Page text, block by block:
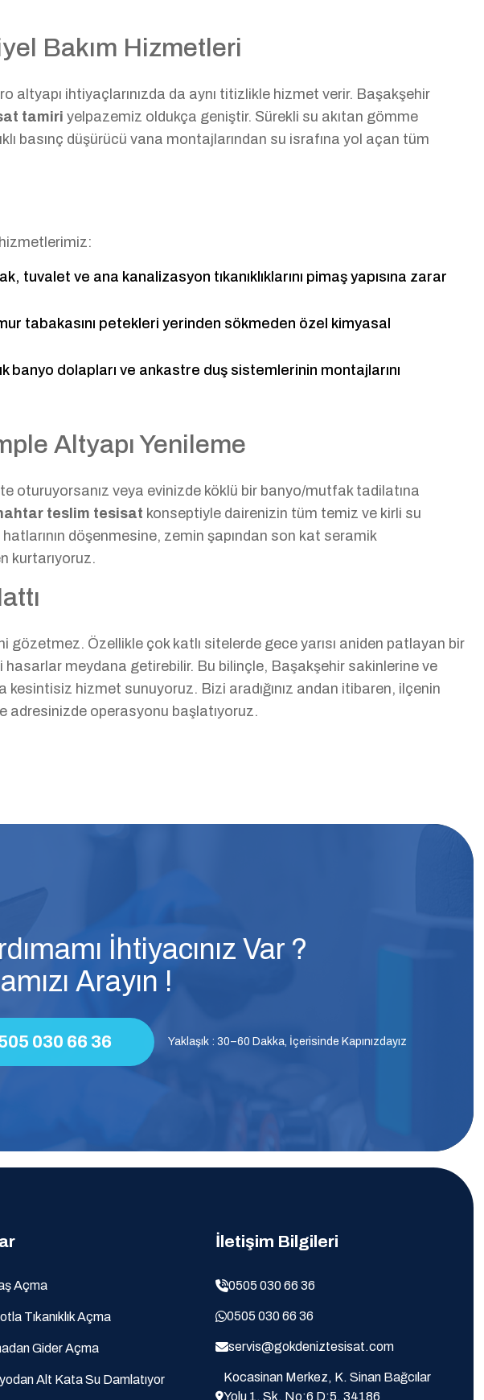
Bakım Hizmetleri
altyapı ihtiyaçlarınızda da aynı titizlikle hizmet verir. Başakşehir
tamiri yelpazemiz oldukça geniştir. Sürekli su akıtan gömme
basınç düşürücü vana montajlarından su israfına yol açan tüm
tuvalet ve ana kanalizasyon tıkanıklıklarını pimaş yapısına zarar
tabakasını petekleri yerinden sökmeden özel kimyasal
dolapları ve ankastre duş sistemlerinin montajlarını
Altyapı Yenileme
oturuyorsanız veya evinizde köklü bir banyo/mutfak tadilatına
teslim tesisat konseptiyle dairenizin tüm temiz ve kirli su
döşenmesine, zemin şapından son kat seramik
kurtarıyoruz.
gözetmez. Özellikle çok katlı sitelerde gece yarısı aniden patlayan bir
meydana getirebilir. Bu bilinçle, Başakşehir sakinlerine ve
hizmet sunuyoruz. Bizi aradığınız andan itibaren, ilçenin
adresinizde operasyonu başlatıyoruz.
İhtiyacınız Var ?
Arayın !
030 66 36 Yaklaşık : 30–60 Dakka, İçerisinde Kapınızdayız
Açma
Tıkanıklık Açma
Gider Açma
Alt Kata Su Damlatıyor
İletişim Bilgileri
0505 030 66 36
0505 030 66 36
servis@gokdeniztesisat.com
Kocasinan Merkez, K. Sinan Bağcılar
Yolu 1. Sk. No:6 D:5, 34186